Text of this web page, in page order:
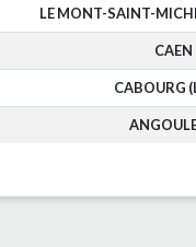
LE MONT-SAINT-
CAEN
CABOURG